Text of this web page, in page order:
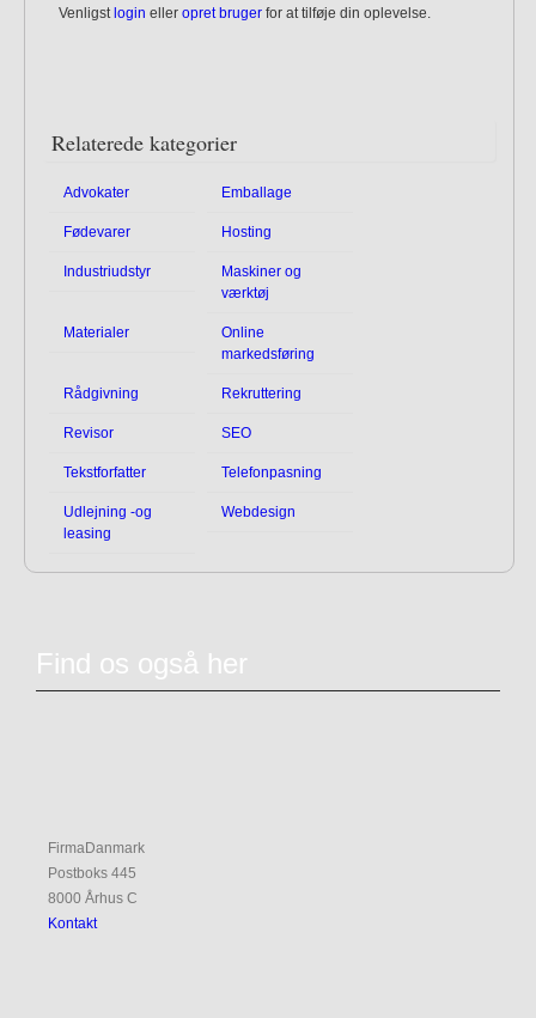
Venligst login eller opret bruger for at tilføje din oplevelse.
Relaterede kategorier
Advokater Emballage
Fødevarer Hosting
Industriudstyr
Maskiner og
værktøj
Materialer
Online
markedsføring
Rådgivning Rekruttering
Revisor SEO
Tekstforfatter Telefonpasning
Udlejning -og
leasing
Webdesign
Find os også her
FirmaDanmark
Postboks 445
8000 Århus C
Kontakt